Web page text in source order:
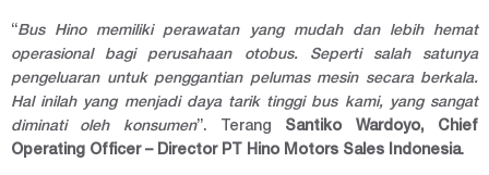
“Bus Hino memiliki perawatan yang mudah dan lebih hemat
operasional bagi perusahaan otobus. Seperti salah satunya
pengeluaran untuk penggantian pelumas mesin secara berkala.
Hal inilah yang menjadi daya tarik tinggi bus kami, yang sangat
diminati oleh konsumen”. Terang Santiko Wardoyo, Chief
Operating Officer – Director PT Hino Motors Sales Indonesia.